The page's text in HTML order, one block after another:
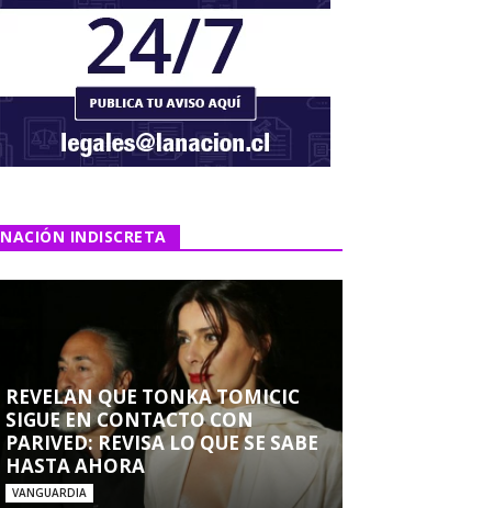
NACIÓN INDISCRETA
REVELAN QUE TONKA TOMICIC
SIGUE EN CONTACTO CON
PARIVED: REVISA LO QUE SE SABE
HASTA AHORA
VANGUARDIA